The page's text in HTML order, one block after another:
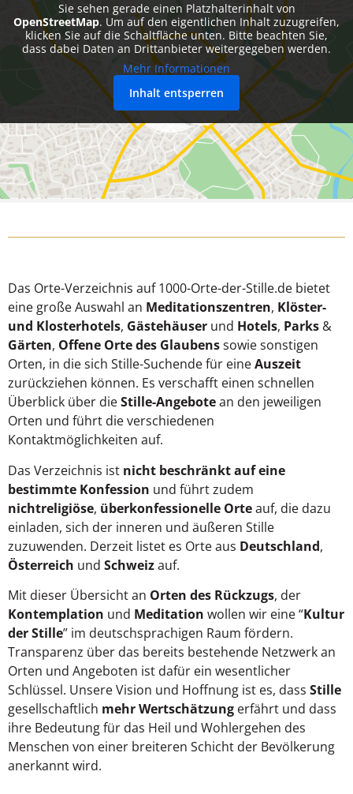
Sie sehen gerade einen Platzhalterinhalt von
OpenStreetMap. Um auf den eigentlichen Inhalt zuzugreifen,
klicken Sie auf die Schaltfläche unten. Bitte beachten Sie,
dass dabei Daten an Drittanbieter weitergegeben werden.
Mehr Informationen
Inhalt entsperren
Das Orte-Verzeichnis auf 1000-Orte-der-Stille.de bietet
eine große Auswahl an Meditationszentren, Klöster-
und Klosterhotels, Gästehäuser und Hotels, Parks &
Gärten, Offene Orte des Glaubenssowie sonstigen
Orten, in die sich Stille-Suchende für eineAuszeit
zurückziehen können. Es verschafft einen schnellen
Überblick über dieStille-Angebotean den jeweiligen
Orten und führt die verschiedenen
Kontaktmöglichkeiten auf.
Das Verzeichnis ist nicht beschränkt auf eine
bestimmte Konfession und führt zudem
nichtreligiöse, überkonfessionelle Orteauf, die dazu
einladen, sich der inneren und äußeren Stille
zuzuwenden. Derzeit listet es Orte aus Deutschland,
Österreich und Schweizauf.
Mit dieser Übersicht an Orten des Rückzugs, der
Kontemplation und Meditation wollen wir eine “Kultur
der Stille” im deutschsprachigen Raum fördern.
Transparenz über das bereits bestehende Netzwerk an
Orten und Angeboten ist dafür ein wesentlicher
Schlüssel. Unsere Vision und Hoffnung ist es, dass Stille
gesellschaftlich mehr Wertschätzung erfährt und dass
ihre Bedeutung für das Heil und Wohlergehen des
Menschen von einer breiteren Schicht der Bevölkerung
anerkannt wird.